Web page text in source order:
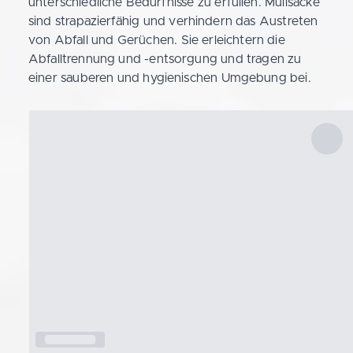
sind strapazierfähig und verhindern das Austreten
von Abfall und Gerüchen. Sie erleichtern die
Abfalltrennung und -entsorgung und tragen zu
einer sauberen und hygienischen Umgebung bei.